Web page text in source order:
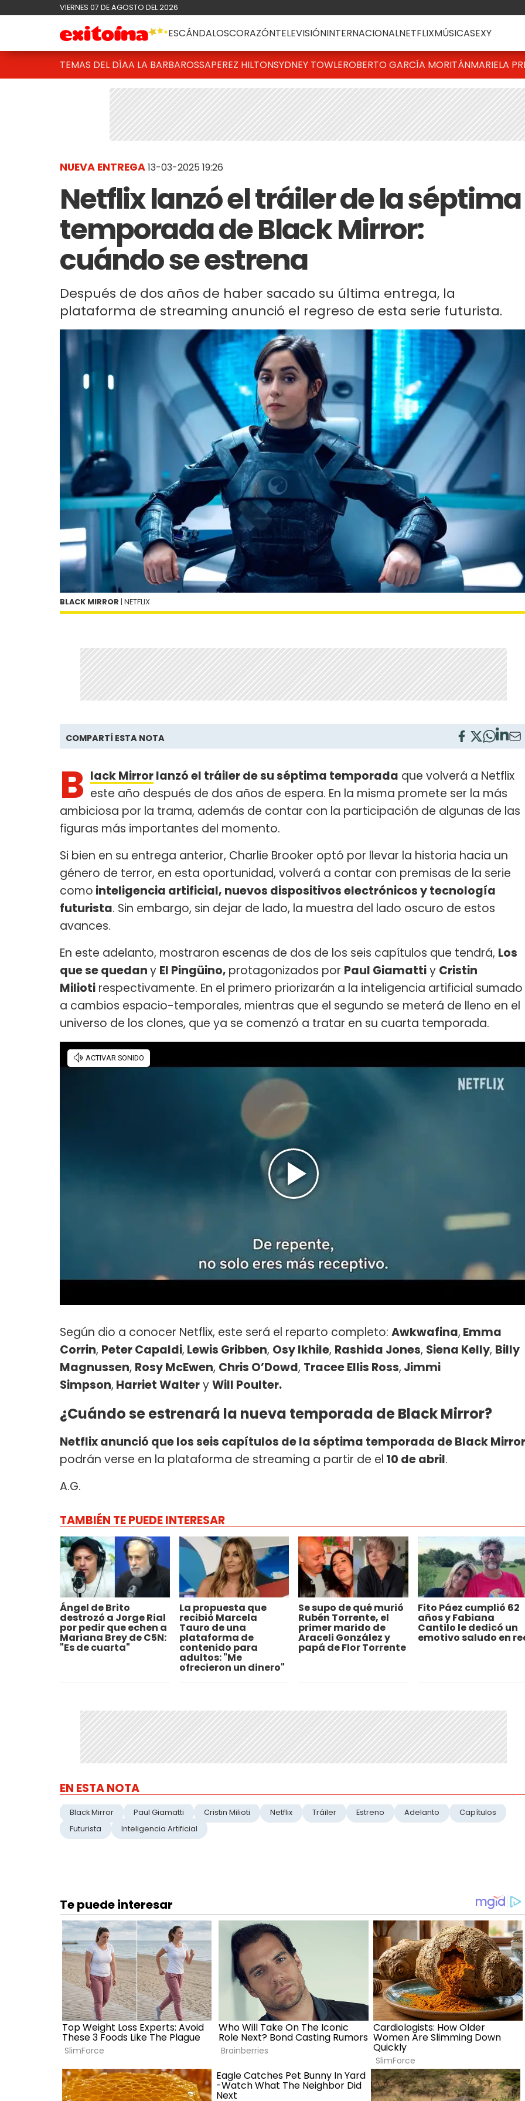
VIERNES 07 DE AGOSTO DEL 2026
ESCÁNDALOSCORAZÓNTELEVISIÓNINTERNACIONALNETFLIXMÚSICASEXY
TEMAS DEL DÍAA LA BARBAROSSAPEREZ HILTONSYDNEY TOWLEROBERTO GARCÍA MORITÁNMARIELA
NUEVA ENTREGA13-03-2025 19:26
Netflix lanzó el tráiler de la séptima
temporada de Black Mirror:
cuándo se estrena
Después de dos años de haber sacado su última entrega, la
plataforma de streaming anunció el regreso de esta serie futurista.
BLACK MIRROR | NETFLIX
COMPARTÍ ESTA NOTA
B lack Mirrorlanzó el tráiler de su séptima temporada que volverá a Netflix
este año después de dos años de espera. En la misma promete ser la más
ambiciosa por la trama, además de contar con la participación de algunas de las
figuras más importantes del momento.
Si bien en su entrega anterior, Charlie Brooker optó por llevar la historia hacia un
género de terror, en esta oportunidad, volverá a contar con premisas de la serie
como inteligencia artificial, nuevos dispositivos electrónicos y tecnología
futurista. Sin embargo, sin dejar de lado, la muestra del lado oscuro de estos
avances.
En este adelanto, mostraron escenas de dos de los seis capítulos que tendrá, Los
que se quedany El Pingüino, protagonizados por Paul Giamattiy Cristin
Milioti respectivamente. En el primero priorizarán a la inteligencia artificial sumado
a cambios espacio-temporales, mientras que el segundo se meterá de lleno en el
universo de los clones, que ya se comenzó a tratar en su cuarta temporada.
Según dio a conocer Netflix, este será el reparto completo: Awkwafina, Emma
Corrin, Peter Capaldi, Lewis Gribben, Osy Ikhile, Rashida Jones, Siena Kelly, Billy
Magnussen, Rosy McEwen, Chris O’Dowd, Tracee Ellis Ross, Jimmi
Simpson, Harriet WalteryWill Poulter.
¿Cuándo se estrenará la nueva temporada de Black Mirror?
Netflix anunció que los seis capítulos de la séptima temporada de Black Mirror
podrán verse en la plataforma de streaming a partir de el 10 de abril.
A.G.
TAMBIÉN TE PUEDE INTERESAR
Ángel de Brito
destrozó a Jorge Rial
por pedir que echen a
Mariana Brey de C5N:
"Es de cuarta"
La propuesta que
recibió Marcela
Tauro de una
plataforma de
contenido para
adultos: "Me
ofrecieron un dinero"
Se supo de qué murió
Rubén Torrente, el
primer marido de
Araceli González y
papá de Flor Torrente
Fito Páez cumplió 62
años y Fabiana
Cantilo le dedicó un
emotivo saludo en
EN ESTA NOTA
Black Mirror Paul Giamatti Cristin Milioti Netflix Tráiler Estreno Adelanto
Capítulos
Futurista
Inteligencia Artificial